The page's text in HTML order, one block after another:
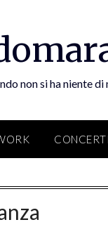
non si ha niente
CONCERTI